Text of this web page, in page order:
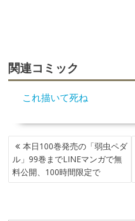
関連コミック
これ描いて死ね
投
稿
ナ
ビ
本日100巻発売の「弱虫ペダ
ル」99巻までLINEマンガで無
料公開、100時間限定で